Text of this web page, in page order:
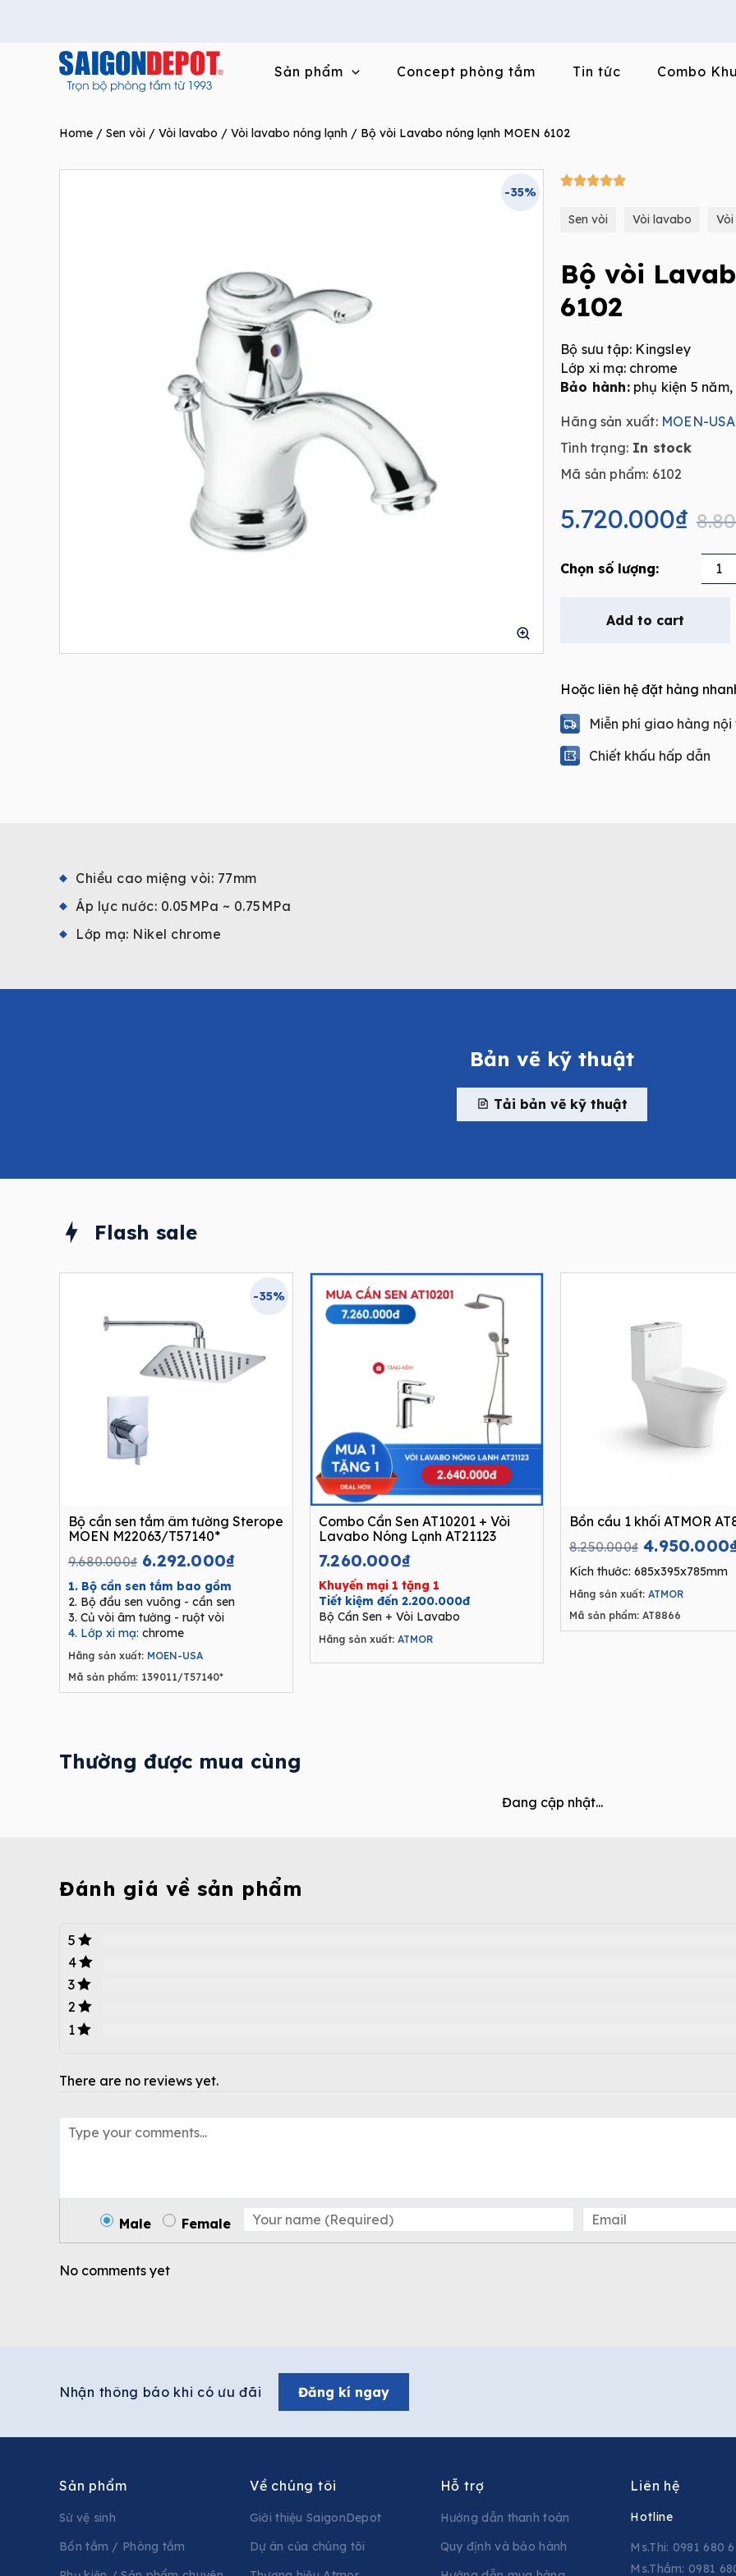
Sản phẩm
Concept phòng tắm Tin tức Combo
Home / Sen vòi / Vòi lavabo / Vòi lavabo nóng lạnh / Bộ vòi Lavabo nóng lạnh MOEN 6102
-35%
5/5
Sen vòi Vòi lavabo
Bộ vòi
6102
Bộ sưu tập: Kingsley
Lớp xi mạ: chrome
Bảo hành:phụ kiện 5 năm,
Hãng sản xuất:MOEN-USA
Tình trạng: In stock
Mã sản phẩm: 6102
price
was:
8.800.000₫.
5.720.000₫
price
is:
5.720.000₫.
nóng
6102
Add to cart
Hoặc liên hệ đặt hàng
Miễn phí giao hàng nội
Chiết khấu hấp dẫn
Chiều cao miệng vòi: 77mm
Áp lực nước: 0.05MPa ~ 0.75MPa
Lớp mạ: Nikel chrome
Bản vẽ kỹ thuật
Tải bản vẽ kỹ thuật
Flash sale
-35%
Bộ cần sen tắm âm tường Sterope
MOEN M22063/T57140*
9.680.000₫ Original
price
was:
9.680.000₫.
6.292.000₫Current
6.292.000₫.
1. Bộ cần sen tắm bao gồm
2. Bộ đầu sen vuông - cần sen
3. Củ vòi âm tường - ruột vòi
4. Lớp xi mạ: chrome
Hãng sản xuất: MOEN-USA
Mã sản phẩm: 139011/T57140*
Combo Cần Sen AT10201 + Vòi
Lavabo Nóng Lạnh AT21123
7.260.000₫
Khuyến mại 1 tặng 1
Tiết kiệm đến 2.200.000đ
Bộ Cần Sen + Vòi Lavabo
Hãng sản xuất: ATMOR
Bồn cầu 1 khối ATMOR
8.250.000₫ Original
price
was:
4.950.000
Kích thước: 685x395x785mm
Hãng sản xuất: ATMOR
Mã sản phẩm: AT8866
Thường được mua cùng
Đang cập nhật...
Đánh giá về sản phẩm
5
4
3
2
1
There are no reviews yet.
Male Female
No comments yet
Nhận thông báo khi có ưu đãi Đăng kí ngay
Sản phẩm
Sứ vệ sinh
Bồn tắm / Phòng tắm
Về chúng tôi
Giới thiệu SaigonDepot
Dự án của chúng tôi
Hỗ trợ
Hướng dẫn thanh toán
Quy định và bảo hành
Liên hệ
Hotline
Ms.Thi: 0981 680
Ms.Thắm: 0981